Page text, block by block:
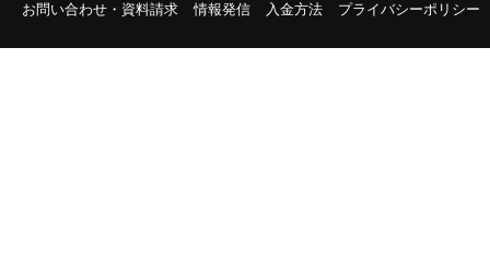
お問い合わせ・資料請求
情報発信 入金方法 プライバシーポリシー